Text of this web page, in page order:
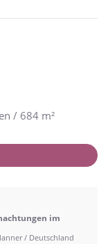
/ 684 m²
im
/ Deutschland